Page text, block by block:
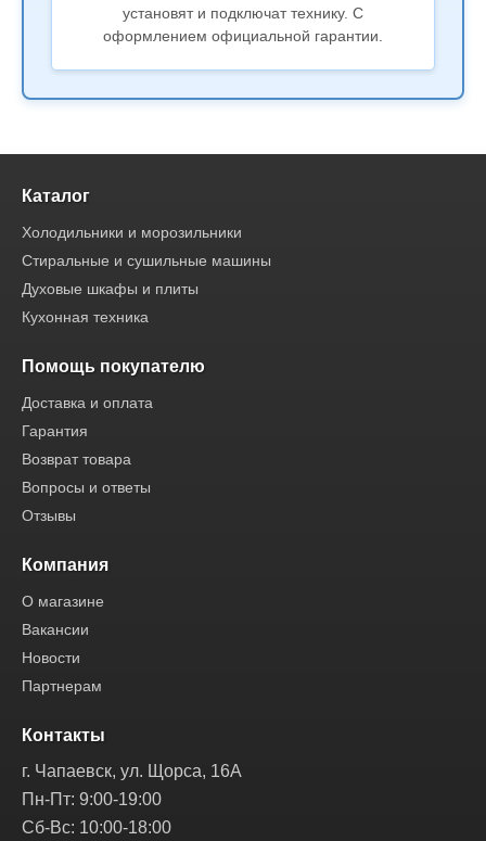
установят и подключат технику. С
оформлением официальной гарантии.
Каталог
Холодильники и морозильники
Стиральные и сушильные машины
Духовые шкафы и плиты
Кухонная техника
Помощь покупателю
Доставка и оплата
Гарантия
Возврат товара
Вопросы и ответы
Отзывы
Компания
О магазине
Вакансии
Новости
Партнерам
Контакты
г. Чапаевск, ул. Щорса, 16А
Пн-Пт: 9:00-19:00
Сб-Вс: 10:00-18:00